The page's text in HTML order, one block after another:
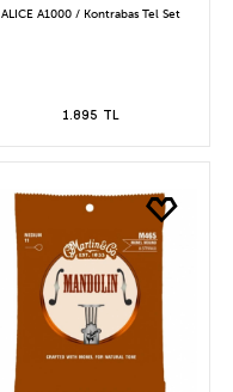
ALICE A1000 / Kontrabas Tel Set
1.895 TL